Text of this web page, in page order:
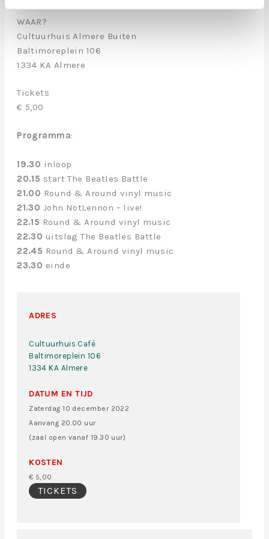
WAAR?
Cultuurhuis Almere Buiten
Baltimoreplein 106
1334 KA Almere
Tickets
€ 5,00
Programma:
19.30 inloop
20.15 start The Beatles Battle
21.00 Round & Around vinyl music
21.30 John NotLennon – live!
22.15 Round & Around vinyl music
22.30 uitslag The Beatles Battle
22.45 Round & Around vinyl music
23.30 einde
ADRES
Cultuurhuis Café
Baltimoreplein 106
1334 KA Almere
DATUM EN TIJD
Zaterdag 10 december 2022
Aanvang 20.00 uur
(zaal open vanaf 19.30 uur)
KOSTEN
€ 5,00
TICKETS